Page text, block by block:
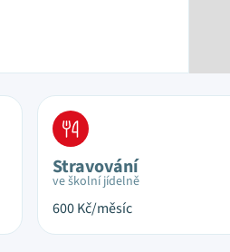
Stravování
ve školní jídelně
600Kč/měsíc